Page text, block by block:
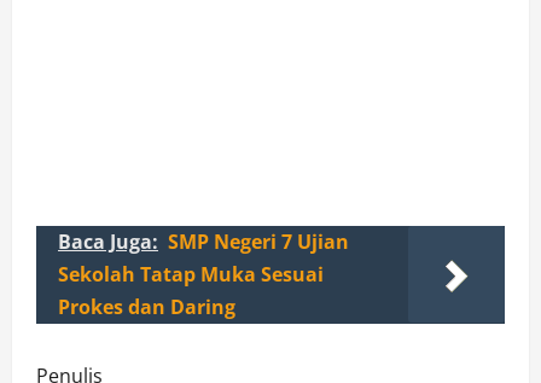
Baca Juga: SMP Negeri 7 Ujian
Sekolah Tatap Muka Sesuai
Prokes dan Daring
Penulis